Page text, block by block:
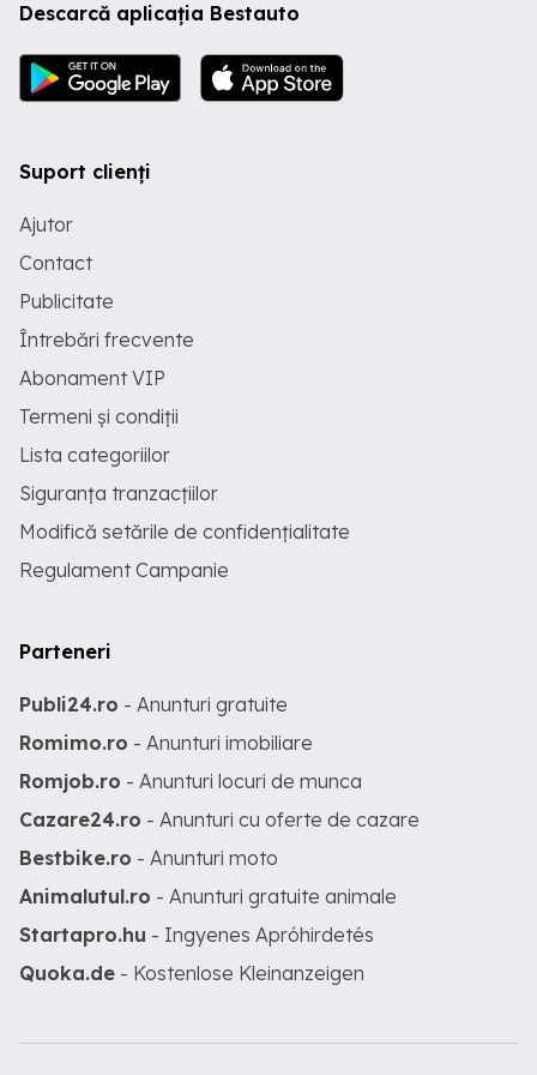
Descarcă aplicația Bestauto
Suport clienți
Ajutor
Contact
Publicitate
Întrebări frecvente
Abonament VIP
Termeni și condiții
Lista categoriilor
Siguranța tranzacțiilor
Modifică setările de confidențialitate
Regulament Campanie
Parteneri
Publi24.ro - Anunturi gratuite
Romimo.ro - Anunturi imobiliare
Romjob.ro - Anunturi locuri de munca
Cazare24.ro - Anunturi cu oferte de cazare
Bestbike.ro - Anunturi moto
Animalutul.ro - Anunturi gratuite animale
Startapro.hu - Ingyenes Apróhirdetés
Quoka.de - Kostenlose Kleinanzeigen